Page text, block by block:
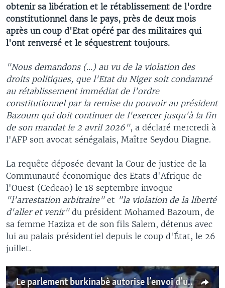
obtenir sa libération et le rétablissement de l'ordre
constitutionnel dans le pays, près de deux mois
après un coup d'Etat opéré par des militaires qui
l'ont renversé et le séquestrent toujours.
"Nous demandons (...) au vu de la violation des
droits politiques, que l'Etat du Niger soit condamné
au rétablissement immédiat de l'ordre
constitutionnel par la remise du pouvoir au président
Bazoum qui doit continuer de l'exercer jusqu'à la fin
de son mandat le 2 avril 2026", a déclaré mercredi à
l'AFP son avocat sénégalais, Maître Seydou Diagne.
La requête déposée devant la Cour de justice de la
Communauté économique des Etats d'Afrique de
l'Ouest (Cedeao) le 18 septembre invoque
"l'arrestation arbitraire"et "la violation de la liberté
d'aller et venir"du président Mohamed Bazoum, de
sa femme Haziza et de son fils Salem, détenus avec
lui au palais présidentiel depuis le coup d'État, le 26
juillet.
Le parlement burkinabè autorise l’envoi d’un contingent au Niger